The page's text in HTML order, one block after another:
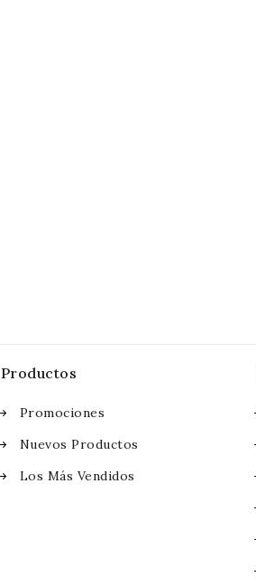
Productos
Promociones
Nuevos Productos
Los Más Vendidos